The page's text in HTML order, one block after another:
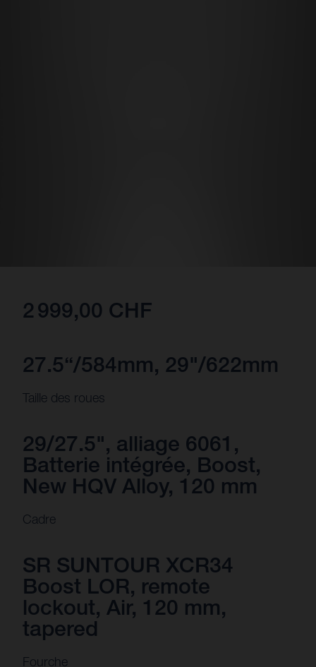
2 999,00 CHF
27.5“/584mm, 29"/622mm
Taille des roues
29/27.5", alliage 6061,
Batterie intégrée, Boost,
New HQV Alloy, 120 mm
Cadre
SR SUNTOUR XCR34
Boost LOR, remote
lockout, Air, 120 mm,
tapered
Fourche